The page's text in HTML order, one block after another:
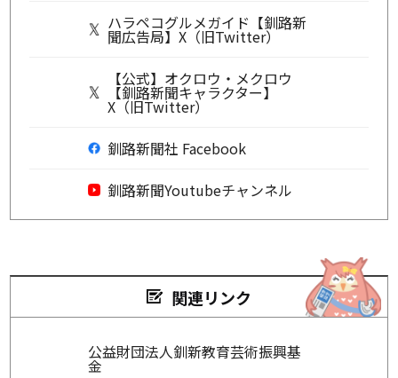
ハラペコグルメガイド【釧路新
聞広告局】X（旧Twitter）
【公式】オクロウ・メクロウ
【釧路新聞キャラクター】
X（旧Twitter）
釧路新聞社 Facebook
釧路新聞Youtubeチャンネル
関連リンク
公益財団法人釧新教育芸術振興基
金